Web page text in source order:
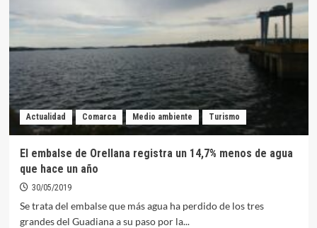
un
de
Ciencia
Ciudadana
y
Biodiversidad
en
la
Actualidad Comarca Medio ambiente Turismo
El embalse de Orellana registra un 14,7% menos de agua
que hace un año
30/05/2019
Se trata del embalse que más agua ha perdido de los tres
grandes del Guadiana a su paso por la...